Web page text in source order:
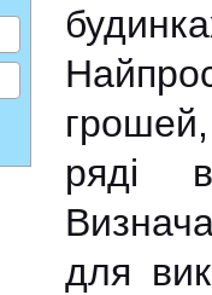
ряді
для